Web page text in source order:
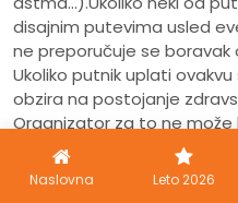
disajnim putevima usled
ne preporučuje se
Ukoliko putnik uplati
obzira na postojanje
Organizator za to ne
Economy
je
prizemlju ili potkrovlju,
Naslovna Leto 2026